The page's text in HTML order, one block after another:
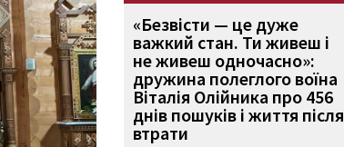
«Безвісти — це дуже
важкий стан. Ти живеш і
не живеш одночасно»:
дружина полеглого воїна
Віталія Олійника про 456
днів пошуків і життя після
втрати